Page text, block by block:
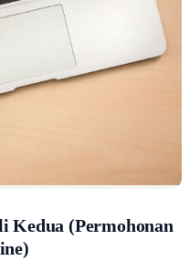
Kedua (Permohonan